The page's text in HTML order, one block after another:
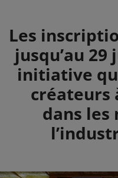
Summary
Les
jusqu’au
initiative
créateurs
dans les